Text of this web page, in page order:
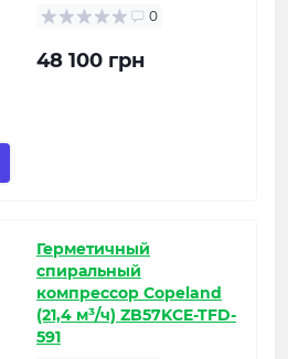
0
48 100 грн
Герметичный
спиральный
компрессор Copeland
(21,4 м³/ч) ZB57KCE-TFD-
591